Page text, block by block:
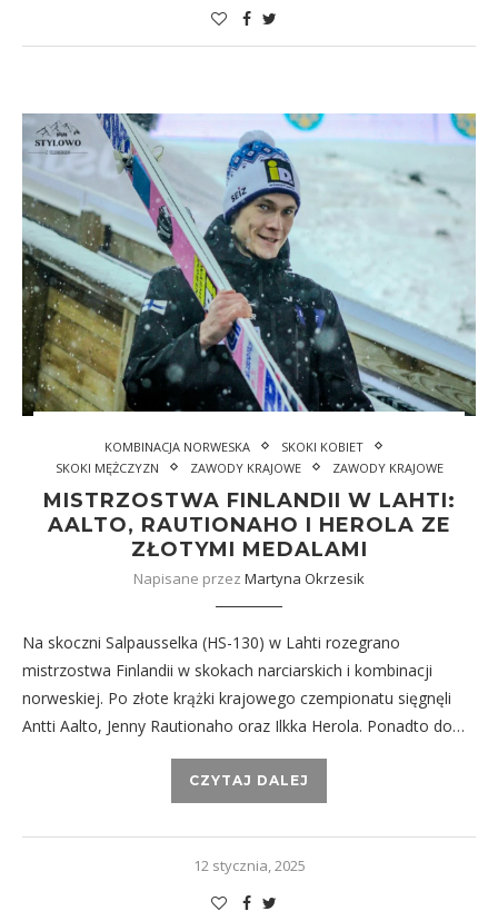
KOMBINACJA NORWESKA
SKOKI KOBIET
SKOKI MĘŻCZYZN
ZAWODY KRAJOWE ZAWODY KRAJOWE
MISTRZOSTWA FINLANDII W LAHTI:
AALTO, RAUTIONAHO I HEROLA ZE
ZŁOTYMI MEDALAMI
Napisane przez Martyna Okrzesik
Na skoczni Salpausselka (HS-130) w Lahti rozegrano
mistrzostwa Finlandii w skokach narciarskich i kombinacji
norweskiej. Po złote krążki krajowego czempionatu sięgnęli
Antti Aalto, Jenny Rautionaho oraz Ilkka Herola. Ponadto do…
CZYTAJ DALEJ
12 stycznia, 2025